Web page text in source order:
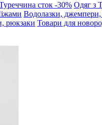
сток -30% Одяг з
Водолазки, джемпери,
рюкзаки Товари для